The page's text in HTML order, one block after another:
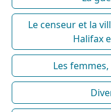
Le censeur et la
Halifax
Les